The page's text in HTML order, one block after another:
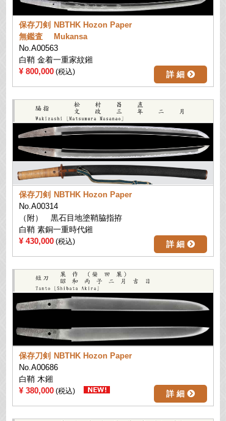
保存刀剣
無鑑査
NBTHK Hozon Paper
Mukansa
No.A00563
白鞘 金着一重家紋鎺
800,000
詳 細
保存刀剣 NBTHK Hozon Paper
No.A00314
（附） 黒石目地塗鞘脇指拵
白鞘 素銅一重時代鎺
430,000
詳 細
保存刀剣 NBTHK Hozon Paper
No.A00686
白鞘 木鎺
380,000
詳 細